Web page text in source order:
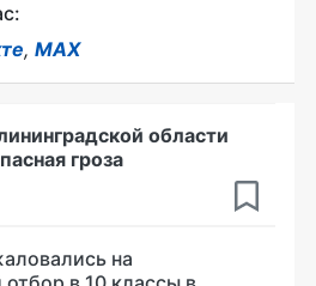
, MAX
области
гроза
на